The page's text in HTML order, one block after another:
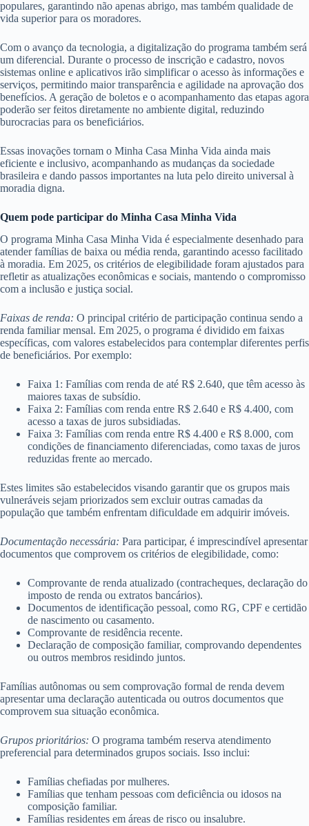
populares, garantindo não apenas abrigo, mas também qualidade de
vida superior para os moradores.
Com o avanço da tecnologia, a digitalização do programa também será
um diferencial. Durante o processo de inscrição e cadastro, novos
sistemas online e aplicativos irão simplificar o acesso às informações e
serviços, permitindo maior transparência e agilidade na aprovação dos
benefícios. A geração de boletos e o acompanhamento das etapas agora
poderão ser feitos diretamente no ambiente digital, reduzindo
burocracias para os beneficiários.
Essas inovações tornam o Minha Casa Minha Vida ainda mais
eficiente e inclusivo, acompanhando as mudanças da sociedade
brasileira e dando passos importantes na luta pelo direito universal à
moradia digna.
Quem pode participar do Minha Casa Minha Vida
O programa Minha Casa Minha Vida é especialmente desenhado para
atender famílias de baixa ou média renda, garantindo acesso facilitado
à moradia. Em 2025, os critérios de elegibilidade foram ajustados para
refletir as atualizações econômicas e sociais, mantendo o compromisso
com a inclusão e justiça social.
Faixas de renda: O principal critério de participação continua sendo a
renda familiar mensal. Em 2025, o programa é dividido em faixas
específicas, com valores estabelecidos para contemplar diferentes perfis
de beneficiários. Por exemplo:
Faixa 1: Famílias com renda de até R$ 2.640, que têm acesso às
maiores taxas de subsídio.
Faixa 2: Famílias com renda entre R$ 2.640 e R$ 4.400, com
acesso a taxas de juros subsidiadas.
Faixa 3: Famílias com renda entre R$ 4.400 e R$ 8.000, com
condições de financiamento diferenciadas, como taxas de juros
reduzidas frente ao mercado.
Estes limites são estabelecidos visando garantir que os grupos mais
vulneráveis sejam priorizados sem excluir outras camadas da
população que também enfrentam dificuldade em adquirir imóveis.
Documentação necessária: Para participar, é imprescindível apresentar
documentos que comprovem os critérios de elegibilidade, como:
Comprovante de renda atualizado (contracheques, declaração do
imposto de renda ou extratos bancários).
Documentos de identificação pessoal, como RG, CPF e certidão
de nascimento ou casamento.
Comprovante de residência recente.
Declaração de composição familiar, comprovando dependentes
ou outros membros residindo juntos.
Famílias autônomas ou sem comprovação formal de renda devem
apresentar uma declaração autenticada ou outros documentos que
comprovem sua situação econômica.
Grupos prioritários: O programa também reserva atendimento
preferencial para determinados grupos sociais. Isso inclui:
Famílias chefiadas por mulheres.
Famílias que tenham pessoas com deficiência ou idosos na
composição familiar.
Famílias residentes em áreas de risco ou insalubre.